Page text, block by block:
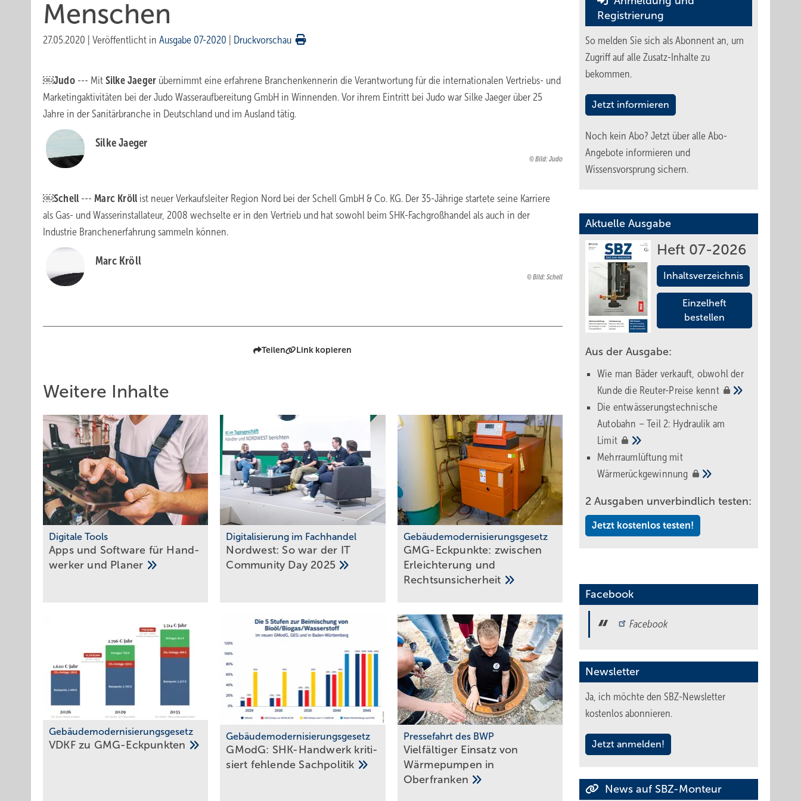
Menschen
27.05.2020 Veröffentlicht in Ausgabe 07-2020 Druckvorschau
￼Judo--- Mit Silke Jaeger übernimmt eine erfahrene Branchenkennerin die ­Verantwortung für die internationalen Vertriebs- und
Marketing­aktivitäten bei der Judo Wasseraufbereitung GmbH in Winnenden. Vor ihrem Eintritt bei Judo war Silke Jaeger über 25
Jahre in der Sanitärbranche in Deutschland und im Ausland tätig.
Silke Jaeger
Bild: Judo
￼Schell ---Marc Kröll ist neuer Verkaufsleiter Region Nord bei der Schell GmbH & Co. KG. Der 35-Jährige startete seine Karriere
als Gas- und Wasserinstallateur, 2008 wechselte er in den Vertrieb und hat sowohl beim SHK-Fachgroßhandel als auch in der
Industrie Branchenerfahrung sammeln können.
Marc Kröll
Bild: Schell
Teilen Link kopieren
Weitere Inhalte
Digitale Tools
Apps und Soft­ware für Hand­
werker und Planer
Digitalisierung im Fachhandel
Nordwest: So war der IT
Community Day 2025
Gebäudemodernisierungsgesetz
GMG-Eckpunkte: zwi­schen
Er­leich­te­rung und
Rechts­un­si­cher­heit
Gebäudemodernisierungsgesetz
VDKF zu GMG-Eckpunkten
Gebäudemodernisierungsgesetz
GModG: SHK-Handwerk kriti­
siert feh­lende Sach­politik
Pressefahrt des BWP
Vielfältiger Einsatz von
Wärmepumpen in
Oberfranken
Registrierung
So melden Sie sich als Abonnent an, um
Zugriff auf alle Zusatz-Inhalte zu
bekommen.
Jetzt informieren
Noch kein Abo? Jetzt über alle Abo-
Angebote informieren und
Wissensvorsprung sichern.
Aktuelle Ausgabe
Heft 07-2026
Inhaltsverzeichnis
Einzelheft
bestellen
Aus der Ausgabe:
Wie man Bäder verkauft, obwohl der
Kunde die Reuter-Preise kennt
Die entwässerungstechnische
Autobahn – Teil 2: Hydraulik am
Limit
Mehrraumlüftung mit
Wärmerückgewinnung
2 Ausgaben unverbindlich testen:
Jetzt kostenlos testen!
Facebook
Facebook
Newsletter
Ja, ich möchte den SBZ-Newsletter
kostenlos abonnieren.
Jetzt anmelden!
News auf SBZ-Monteur